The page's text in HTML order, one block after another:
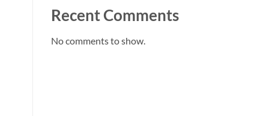
Gây
Ấn
Mới
2026
Vũ
Minh
Trên
Recent Comments
No comments to show.